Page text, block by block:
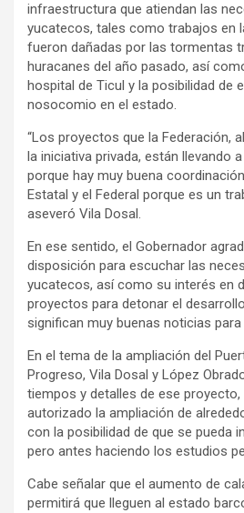
infraestructura que atiendan las
yucatecos, tales como trabajos en
fueron dañadas por las tormentas
huracanes del año pasado, así
hospital de Ticul y la posibilidad de
nosocomio en el estado.
“Los proyectos que la Federación,
la iniciativa privada, están llevando
porque hay muy buena
Estatal y el Federal porque es un
aseveró Vila Dosal.
En ese sentido, el Gobernador
disposición para escuchar las
yucatecos, así como su interés en
proyectos para detonar el
significan muy buenas noticias para
En el tema de la ampliación del
Progreso, Vila Dosal y López
tiempos y detalles de ese proyecto,
autorizado la ampliación de
con la posibilidad de que se pueda
pero antes haciendo los estudios
Cabe señalar que el aumento de
permitirá que lleguen al estado